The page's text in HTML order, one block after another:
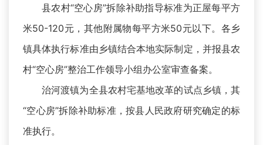
县农村“空心房”拆除补助指导标准为正屋每平方
米50-120元，其他附属物每平方米50元以下。各乡
镇具体执行标准由乡镇结合本地实际制定，并报县农
村“空心房”整治工作领导小组办公室审查备案。
治河渡镇为全县农村宅基地改革的试点乡镇，其
“空心房”拆除补助标准，按县人民政府研究确定的标
准执行。